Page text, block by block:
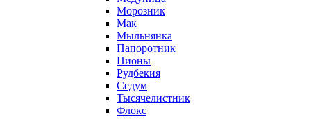
Морозник
Мак
Мыльнянка
Папоротник
Пионы
Рудбекия
Седум
Тысячелистник
Флокс